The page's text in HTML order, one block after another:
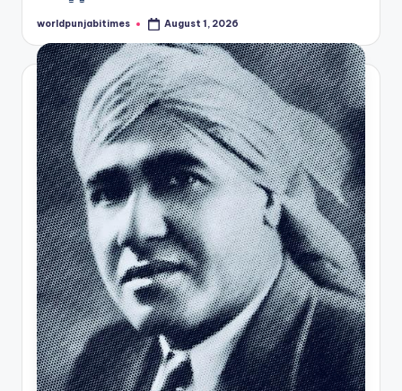
Posted
worldpunjabitimes August 1, 2026